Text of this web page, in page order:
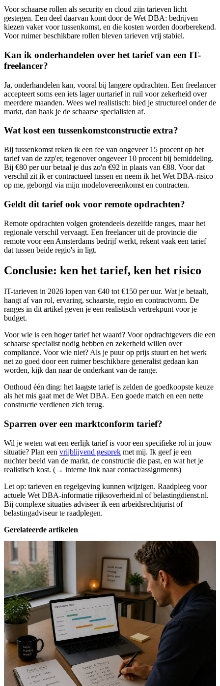
Voor schaarse rollen als security en cloud zijn tarieven licht
gestegen. Een deel daarvan komt door de Wet DBA: bedrijven
kiezen vaker voor tussenkomst, en die kosten worden doorberekend.
Voor ruimer beschikbare rollen bleven tarieven vrij stabiel.
Kan ik onderhandelen over het tarief van een IT-
freelancer?
Ja, onderhandelen kan, vooral bij langere opdrachten. Een freelancer
accepteert soms een iets lager uurtarief in ruil voor zekerheid over
meerdere maanden. Wees wel realistisch: bied je structureel onder de
markt, dan haak je de schaarse specialisten af.
Wat kost een tussenkomstconstructie extra?
Bij tussenkomst reken ik een fee van ongeveer 15 procent op het
tarief van de zzp'er, tegenover ongeveer 10 procent bij bemiddeling.
Bij €80 per uur betaal je dus zo'n €92 in plaats van €88. Voor dat
verschil zit ik er contractueel tussen en neem ik het Wet DBA-risico
op me, geborgd via mijn modelovereenkomst en contracten.
Geldt dit tarief ook voor remote opdrachten?
Remote opdrachten volgen grotendeels dezelfde ranges, maar het
regionale verschil vervaagt. Een freelancer uit de provincie die
remote voor een Amsterdams bedrijf werkt, rekent vaak een tarief
dat tussen beide regio's in ligt.
Conclusie: ken het tarief, ken het risico
IT-tarieven in 2026 lopen van €40 tot €150 per uur. Wat je betaalt,
hangt af van rol, ervaring, schaarste, regio en contractvorm. De
ranges in dit artikel geven je een realistisch vertrekpunt voor je
budget.
Voor wie is een hoger tarief het waard? Voor opdrachtgevers die een
schaarse specialist nodig hebben en zekerheid willen over
compliance. Voor wie niet? Als je puur op prijs stuurt en het werk
net zo goed door een ruimer beschikbare generalist gedaan kan
worden, kijk dan naar de onderkant van de range.
Onthoud één ding: het laagste tarief is zelden de goedkoopste keuze
als het mis gaat met de Wet DBA. Een goede match en een nette
constructie verdienen zich terug.
Sparren over een marktconform tarief?
Wil je weten wat een eerlijk tarief is voor een specifieke rol in jouw
situatie? Plan een vrijblijvend gesprek met mij. Ik geef je een
nuchter beeld van de markt, de constructie die past, en wat het je
realistisch kost. (→ interne link naar contact/assignments)
Let op: tarieven en regelgeving kunnen wijzigen. Raadpleeg voor
actuele Wet DBA-informatie rijksoverheid.nl of belastingdienst.nl.
Bij complexe situaties adviseer ik een arbeidsrechtjurist of
belastingadviseur te raadplegen.
Gerelateerde artikelen